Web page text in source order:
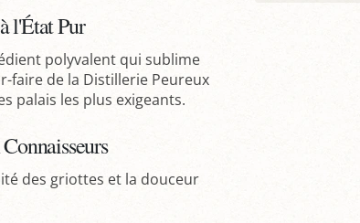
l'État Pur
polyvalent qui sublime
faire de la Distillerie Peureux
palais les plus exigeants.
des griottes et la douceur